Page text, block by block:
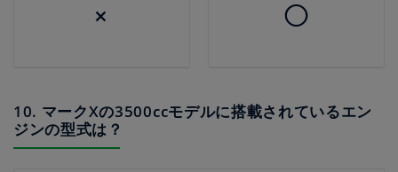
× ◯
10. マークXの3500ccモデルに搭載されているエン
ジンの型式は？